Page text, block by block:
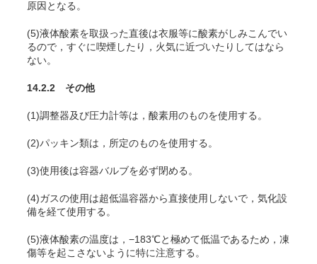
原因となる。
(5)液体酸素を取扱った直後は衣服等に酸素がしみこんでい
るので，すぐに喫煙したり，火気に近づいたりしてはなら
ない。
14.2.2 その他
(1)調整器及び圧力計等は，酸素用のものを使用する。
(2)パッキン類は，所定のものを使用する。
(3)使用後は容器バルブを必ず閉める。
(4)ガスの使用は超低温容器から直接使用しないで，気化設
備を経て使用する。
(5)液体酸素の温度は，−183℃と極めて低温であるため，凍
傷等を起こさないように特に注意する。